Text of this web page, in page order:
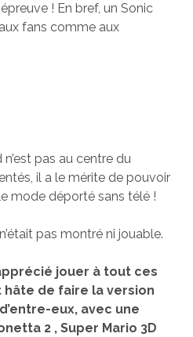
! En bref, un Sonic
fans comme aux
pas au centre du
il a le mérite de pouvoir
mode déporté sans télé !
pas montré ni jouable.
jouer à tout ces
hâte de faire la version
eux, avec une
2 , Super Mario 3D